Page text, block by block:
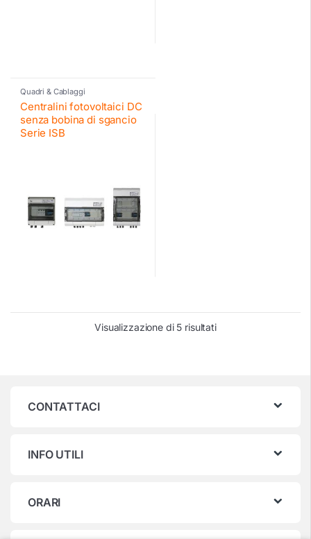
Quadri & Cablaggi
Centralini fotovoltaici DC
senza bobina di sgancio
Serie ISB
Visualizzazione di 5 risultati
CONTATTACI
INFO UTILI
ORARI